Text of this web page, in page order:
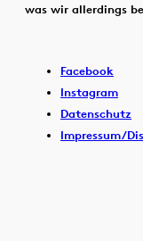
was wir allerdings
Facebook
Instagram
Datenschutz
Impressum/